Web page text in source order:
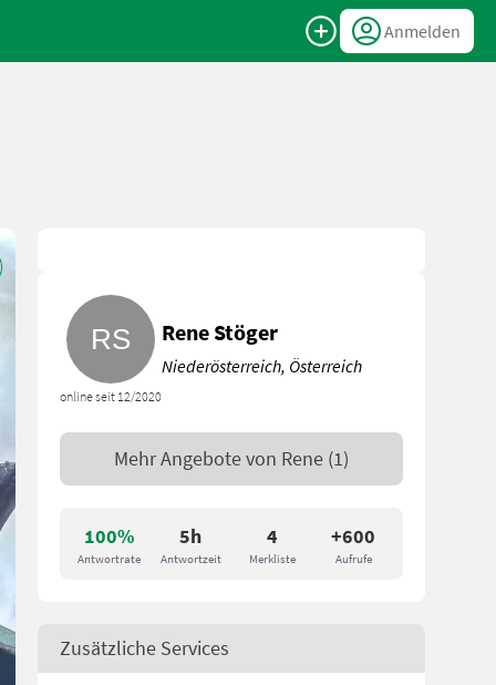
Anmelden
100%
Antwortrate
5h
Antwortzeit
4
Merkliste
+600
Aufrufe
online seit 12/2020
Rene Stöger
Niederösterreich, Österreich
Mehr Angebote von Rene (1)
Zusätzliche Services